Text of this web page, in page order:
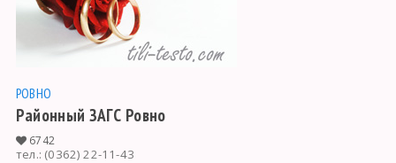
РОВНО
Районный ЗАГС Ровно
6742
тел.: (0362) 22-11-43